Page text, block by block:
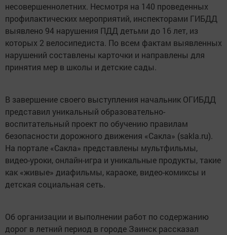
несовершеннолетних. Несмотря на 140 проведенных
профилактических мероприятий, инспекторами ГИБДД
выявлено 94 нарушения ПДД детьми до 16 лет, из
которых 2 велосипедиста. По всем фактам выявленных
нарушений составлены карточки и направлены для
принятия мер в школы и детские сады.
В завершение своего выступления начальник ОГИБДД
представил уникальный образовательно-
воспитательный проект по обучению правилам
безопасности дорожного движения «Сакла» (sakla.ru).
На портале «Сакла» представлены мультфильмы,
видео-уроки, онлайн-игра и уникальные продукты, такие
как «живые» диафильмы, караоке, видео-комиксы и
детская социальная сеть.
Об организации и выполнении работ по содержанию
дорог в летний период в городе Заинск рассказал